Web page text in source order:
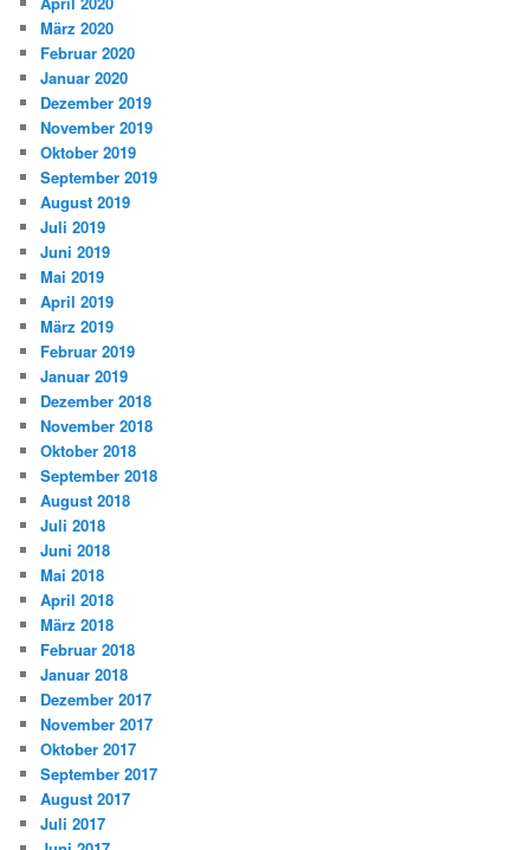
März 2020
Februar 2020
Januar 2020
Dezember 2019
November 2019
Oktober 2019
September 2019
August 2019
Juli 2019
Juni 2019
Mai 2019
April 2019
März 2019
Februar 2019
Januar 2019
Dezember 2018
November 2018
Oktober 2018
September 2018
August 2018
Juli 2018
Juni 2018
Mai 2018
April 2018
März 2018
Februar 2018
Januar 2018
Dezember 2017
November 2017
Oktober 2017
September 2017
August 2017
Juli 2017